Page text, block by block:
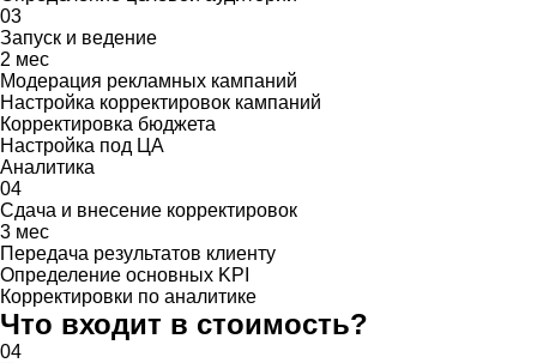
03
Запуск и ведение
2 мес
Модерация рекламных кампаний
Настройка корректировок кампаний
Корректировка бюджета
Настройка под ЦА
Аналитика
04
Сдача и внесение корректировок
3 мес
Передача результатов клиенту
Определение основных KPI
Корректировки по аналитике
Что входит в стоимость?
04